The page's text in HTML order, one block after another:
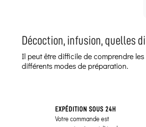
Décoction, infusion, quelles
Il peut être difficile de comprendre
différents modes de préparation.
EXPÉDITION SOUS 24H
Votre commande est